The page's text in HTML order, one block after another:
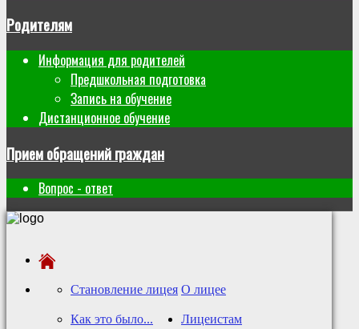
Родителям
Информация для родителей
Предшкольная подготовка
Запись на обучение
Дистанционное обучение
Прием обращений граждан
Вопрос - ответ
О лицее
Становление лицея
Как это было... Лицеистам